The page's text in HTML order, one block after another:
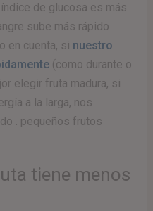
de glucosa es más
sube más rápido
en cuenta, si nuestro
(como durante o
elegir fruta madura, si
a la larga, nos
. pequeños frutos
tiene menos